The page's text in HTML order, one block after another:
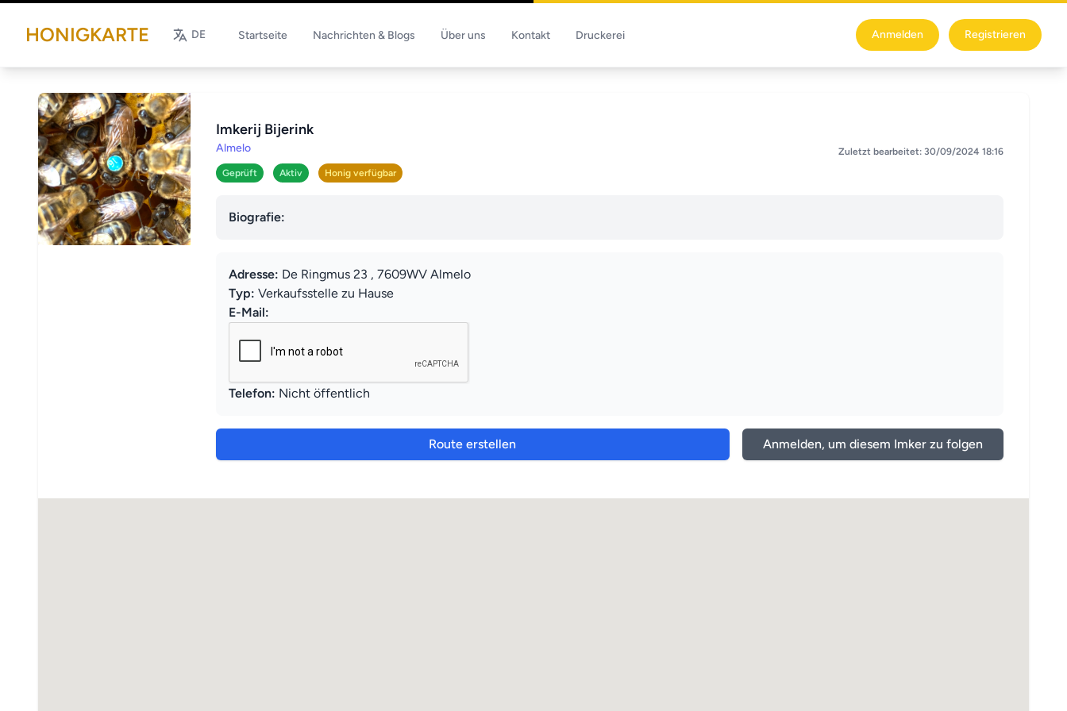
HONIGKARTE DE Startseite Nachrichten & Blogs Über uns Kontakt Druckerei Anmelden Registrieren
Imkerij Bijerink
Almelo
Geprüft Aktiv Honig verfügbar
Zuletzt bearbeitet: 30/09/2024 18:16
Biografie:
Adresse: De Ringmus 23 , 7609WV Almelo
Typ: Verkaufsstelle zu Hause
E-Mail:
Telefon: Nicht öffentlich
Route erstellen Anmelden, um diesem Imker zu folgen